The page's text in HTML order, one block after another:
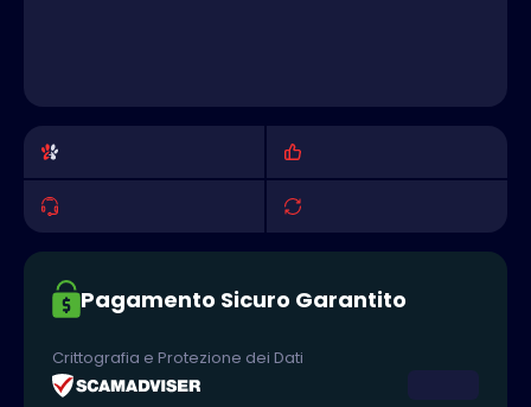
Pagamento Sicuro Garantito
Crittografia e Protezione dei Dati